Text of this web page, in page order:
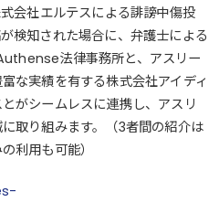
会社エルテスによる誹謗中傷投
検知された場合に、弁護士による
法律事務所と、アスリー
な実績を有する株式会社アイディ
がシームレスに連携し、アスリ
取り組みます。（3者間の紹介は
利用も可能）